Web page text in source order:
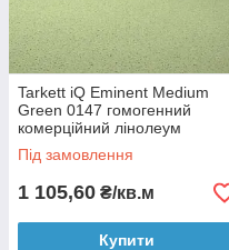
Tarkett iQ Eminent Medium
Green 0147 гомогенний
комерційний лінолеум
Під замовлення
1 105,60 ₴/кв.м
Купити